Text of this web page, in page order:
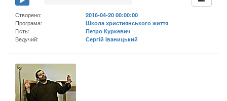
Створено:
2016-04-20 00:00:00
Програма:
Школа християнського життя
Гість:
Петро Куркевич
Ведучий:
Сергій Іваницький